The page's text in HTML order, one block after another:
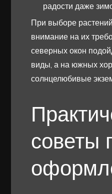
радости даже
При выборе
внимание на их
северных окон
виды, а на южных
солнцелюбивые
советы